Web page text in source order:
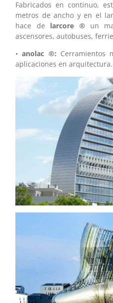
Fabricados en continuo,
metros de ancho y en el
hace de larcore ® un
ascensores, autobuses,
•anolac ®: Cerramientos
aplicaciones en arquitectura.